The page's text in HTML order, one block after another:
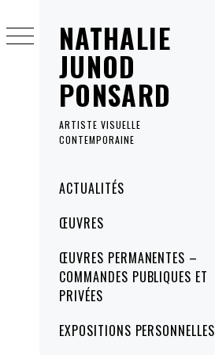
NATHALIE
JUNOD
PONSARD
ARTISTE VISUELLE
CONTEMPORAINE
MenuACTUALITÉS
ŒUVRES
ŒUVRES PERMANENTES –
COMMANDES PUBLIQUES ET
PRIVÉES
EXPOSITIONS PERSONNELLES
to
content